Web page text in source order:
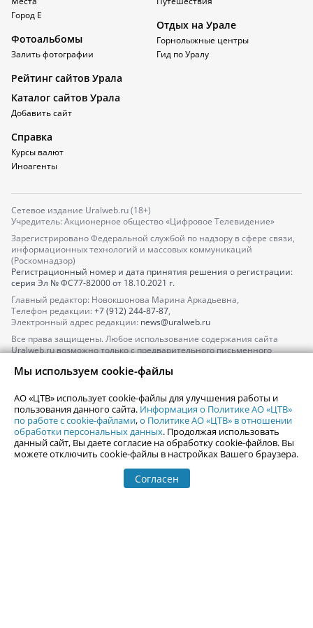
Город Е
Фотоальбомы
Залить фотографии
Отдых на Урале
Горнолыжные центры
Гид по Уралу
Рейтинг сайтов Урала
Каталог сайтов Урала
Добавить сайт
Справка
Курсы валют
Иноагенты
Сетевое издание Uralweb.ru (18+)
Учредитель: Акционерное общество «Цифровое Телевидение»
Зарегистрировано Федеральной службой по надзору в сфере связи,
информационных технологий и массовых коммуникаций
(Роскомнадзор)
Регистрационный номер и дата принятия решения о регистрации:
серия Эл № ФС77-82000от 18.10.2021 г.
Главный редактор: Новокшонова Марина Аркадьевна,
Телефон редакции: +7 (912) 244-87-87,
Электронный адрес редакции: news@uralweb.ru
Все права защищены. Любое использование содержания сайта
Uralweb.ru возможно только с предварительного письменного
По вопросам размещения рекламы обращайтесь по тел.
По вопросам размещения информации в разделе «Афиша»
afisha@uralweb.ru
Пользовательское соглашение на использование сайта
Политика АО «ЦТВ» в отношении обработки персональных данных
Мы используем cookie-файлы
АО «ЦТВ» использует cookie-файлы для улучшения работы и
пользования данного сайта. Информация о Политике АО «ЦТВ»
по работе с cookie-файлами,о Политике АО «ЦТВ» в отношении
обработки персональных данных. Продолжая использовать
данный сайт, Вы даете согласие на обработку cookie-файлов. Вы
можете отключить cookie-файлы в настройках Вашего браузера.
Согласен